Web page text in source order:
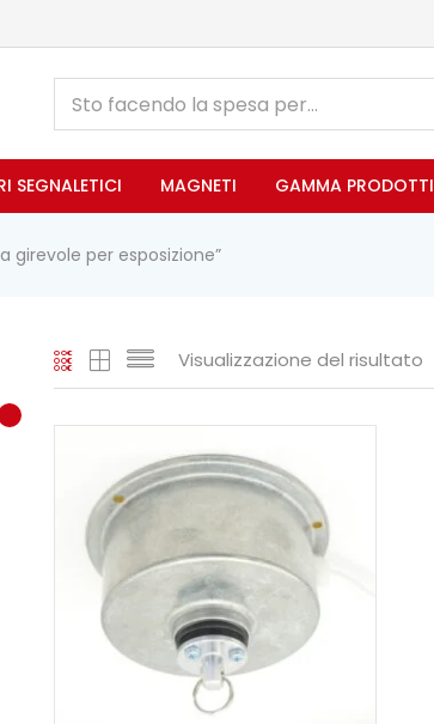
SEGNALETICI MAGNETI GAMMA PRODOTTI
per esposizione”
Visualizzazione del risultato